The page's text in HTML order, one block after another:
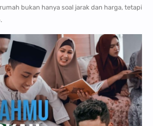
bukan hanya soal jarak dan harga, tetapi